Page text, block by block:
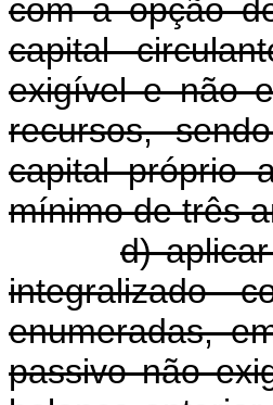
com a opção
capital
exigível e não
recursos,
capital próprio
mínimo de três
d)
integralizado
enumeradas,
passivo não